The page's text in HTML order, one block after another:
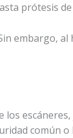
prótesis de
embargo, al
los
común o